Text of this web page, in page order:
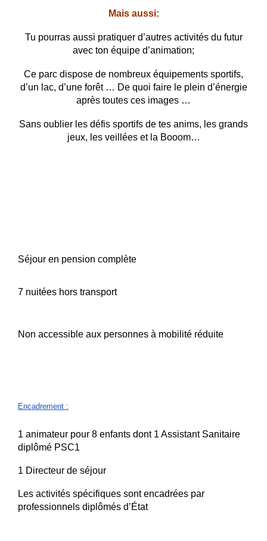
Mais aussi:
Tu pourras aussi pratiquer d’autres activités du futur
avec ton équipe d’animation;
Ce parc dispose de nombreux équipements sportifs,
d’un lac, d’une forêt … De quoi faire le plein d’énergie
après toutes ces images …
Sans oublier les défis sportifs de tes anims, les grands
jeux, les veillées et la Booom…
Séjour en pension complète
7 nuitées hors transport
Non accessible aux personnes à mobilité réduite
Encadrement :
1 animateur pour 8 enfants dont 1 Assistant Sanitaire
diplômé PSC1
1 Directeur de séjour
Les activités spécifiques sont encadrées par
professionnels diplômés d’État